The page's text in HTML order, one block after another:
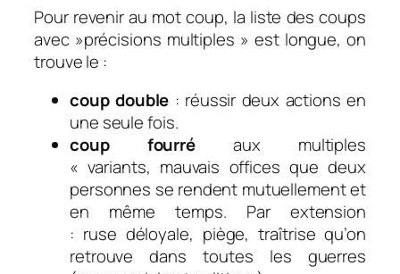
Pour revenir au mot coup, la liste des coups
avec »précisions multiples » est longue, on
trouve le :
coup double : réussir deux actions en
une seule fois.
coup fourréaux multiples
« variants, mauvais offices que deux
personnes se rendent mutuellement et
en même temps. Par extension
: ruse déloyale, piège, traîtrise qu’on
retrouve dans toutes les guerres